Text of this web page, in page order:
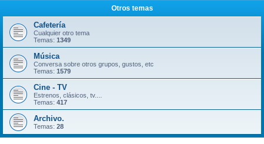
Otros temas
Cafetería
Cualquier otro tema
Temas: 1349
Música
Conversa sobre otros grupos, gustos, etc
Temas: 1579
Cine - TV
Estrenos, clásicos, tv....
Temas: 417
Archivo.
Temas: 28